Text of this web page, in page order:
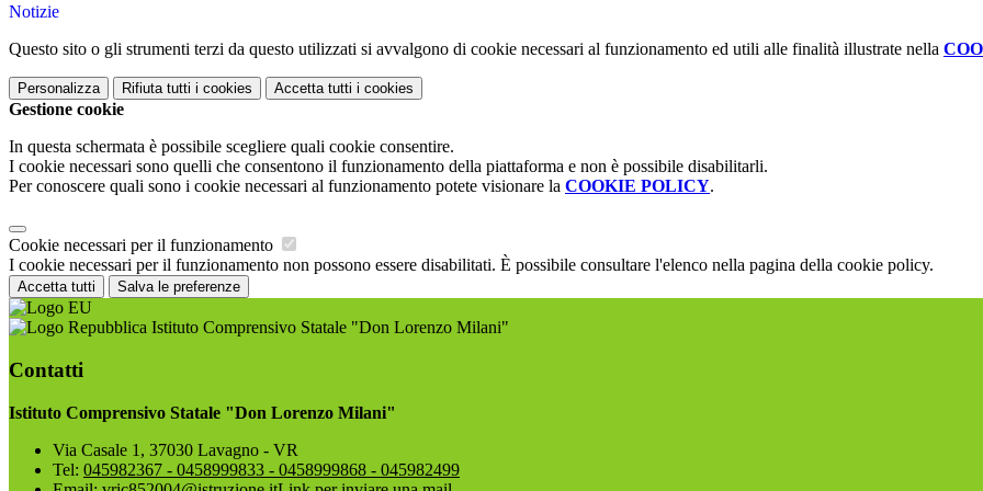
Notizie
Questo sito o gli strumenti terzi da questo utilizzati si avvalgono di cookie necessari al funzionamento ed utili alle finalità illustrate nella
Personalizza Rifiuta tutti i cookies Accetta tutti i cookies
Gestione cookie
In questa schermata è possibile scegliere quali cookie consentire.
I cookie necessari sono quelli che consentono il funzionamento della piattaforma e non è possibile disabilitarli.
Per conoscere quali sono i cookie necessari al funzionamento potete visionare la COOKIE POLICY.
Cookie necessari per il funzionamento
I cookie necessari per il funzionamento non possono essere disabilitati. È possibile consultare l'elenco nella pagina della cookie policy.
Accetta tutti Salva le preferenze
Istituto Comprensivo Statale "Don Lorenzo Milani"
Contatti
Istituto Comprensivo Statale "Don Lorenzo Milani"
Via Casale 1, 37030 Lavagno - VR
Tel: 045982367 - 0458999833 - 0458999868 - 045982499